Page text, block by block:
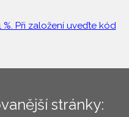
Při založení uveďte kód
stránky: